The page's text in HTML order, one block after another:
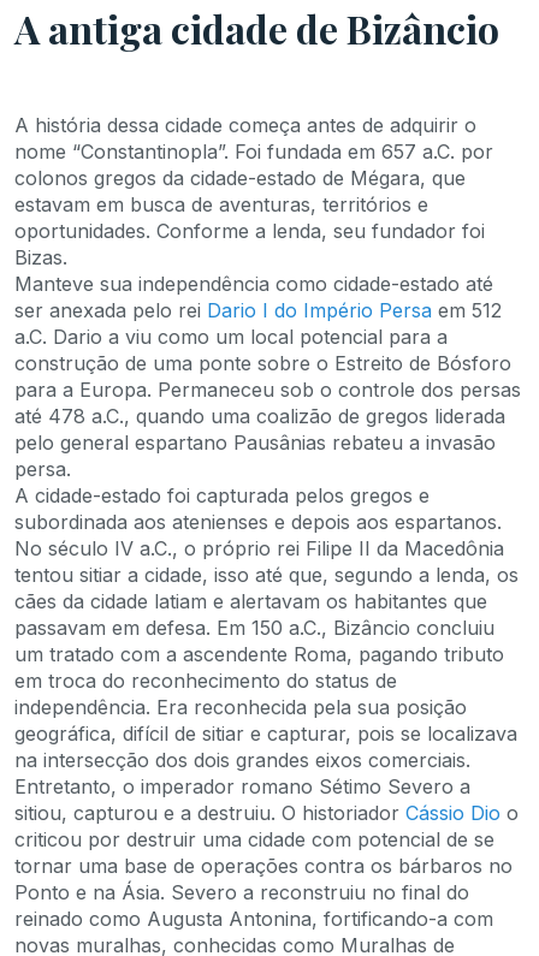
A antiga cidade de Bizâncio
A história dessa cidade começa antes de adquirir o
nome “Constantinopla”. Foi fundada em 657 a.C. por
colonos gregos da cidade-estado de Mégara, que
estavam em busca de aventuras, territórios e
oportunidades. Conforme a lenda, seu fundador foi
Bizas.
Manteve sua independência como cidade-estado até
ser anexada pelo rei Dario I do Império Persa em 512
a.C. Dario a viu como um local potencial para a
construção de uma ponte sobre o Estreito de Bósforo
para a Europa. Permaneceu sob o controle dos persas
até 478 a.C., quando uma coalizão de gregos liderada
pelo general espartano Pausânias rebateu a invasão
persa.
A cidade-estado foi capturada pelos gregos e
subordinada aos atenienses e depois aos espartanos.
No século IV a.C., o próprio rei Filipe II da Macedônia
tentou sitiar a cidade, isso até que, segundo a lenda, os
cães da cidade latiam e alertavam os habitantes que
passavam em defesa. Em 150 a.C., Bizâncio concluiu
um tratado com a ascendente Roma, pagando tributo
em troca do reconhecimento do status de
independência. Era reconhecida pela sua posição
geográfica, difícil de sitiar e capturar, pois se localizava
na intersecção dos dois grandes eixos comerciais.
Entretanto, o imperador romano Sétimo Severo a
sitiou, capturou e a destruiu. O historiador Cássio Dio o
criticou por destruir uma cidade com potencial de se
tornar uma base de operações contra os bárbaros no
Ponto e na Ásia. Severo a reconstruiu no final do
reinado como Augusta Antonina, fortificando-a com
novas muralhas, conhecidas como Muralhas de